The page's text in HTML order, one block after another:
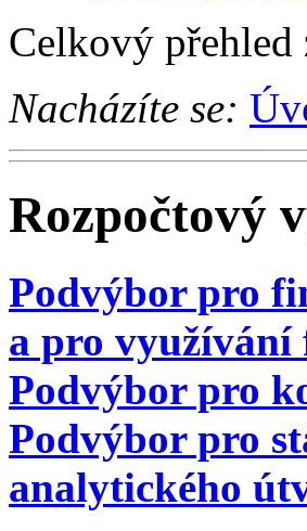
Celkový
Nacházíte se:
Rozpočtový
Podvýbor pro
a pro využívání
Podvýbor pro
Podvýbor pro
analytického